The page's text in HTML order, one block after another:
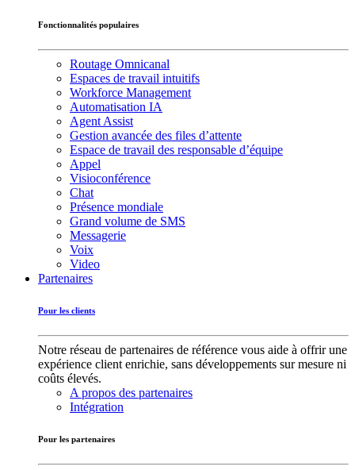
Fonctionnalités populaires
Routage Omnicanal
Espaces de travail intuitifs
Workforce Management
Automatisation IA
Agent Assist
Gestion avancée des files d’attente
Espace de travail des responsable d’équipe
Appel
Visioconférence
Chat
Présence mondiale
Grand volume de SMS
Messagerie
Voix
Video
Partenaires
Pour les clients
Notre réseau de partenaires de référence vous aide à offrir une
expérience client enrichie, sans développements sur mesure ni
coûts élevés.
A propos des partenaires
Intégration
Pour les partenaires